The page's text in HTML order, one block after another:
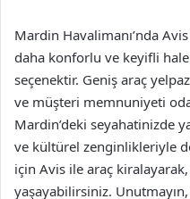
Mardin Havalimanı’nda
daha konforlu ve keyifli
seçenektir. Geniş araç
ve müşteri memnuniyeti
Mardin’deki seyahatinizde
ve kültürel zenginlikleriyle
için Avis ile araç
yaşayabilirsiniz.